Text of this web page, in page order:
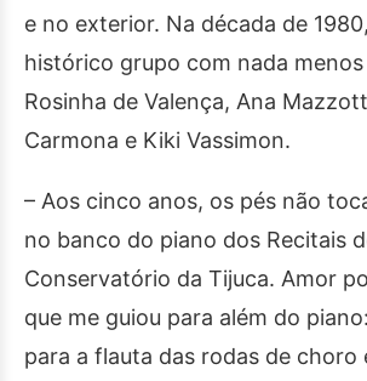
e no exterior. Na década de
histórico grupo com nada menos
Rosinha de Valença, Ana
Carmona e Kiki Vassimon.
– Aos cinco anos, os pés não
no banco do piano dos Recitais
Conservatório da Tijuca. Amor
que me guiou para além do piano:
para a flauta das rodas de choro